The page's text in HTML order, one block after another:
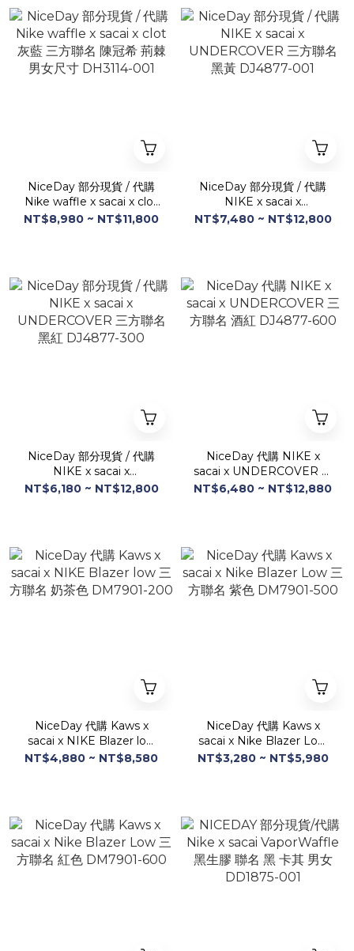
NiceDay 部分現貨 / 代購
Nike waffle x sacai x clot
灰藍 三方聯名 陳冠希 荊棘
NT$8,980 ~ NT$11,800
NiceDay 部分現貨 / 代購
NIKE x sacai x
UNDERCOVER 三方聯名
NT$7,480 ~ NT$12,800
NiceDay 部分現貨 / 代購
NIKE x sacai x
UNDERCOVER 三方聯名
NT$6,180 ~ NT$12,800
NiceDay 代購 NIKE x
sacai x UNDERCOVER 三
方聯名 酒紅 DJ4877-600
NT$6,480 ~ NT$12,880
NiceDay 代購 Kaws x
sacai x NIKE Blazer low
三方聯名 奶茶色 DM7901-
NT$4,880 ~ NT$8,580
NiceDay 代購 Kaws x
sacai x Nike Blazer Low
三方聯名 紫色 DM7901-
NT$3,280 ~ NT$5,980